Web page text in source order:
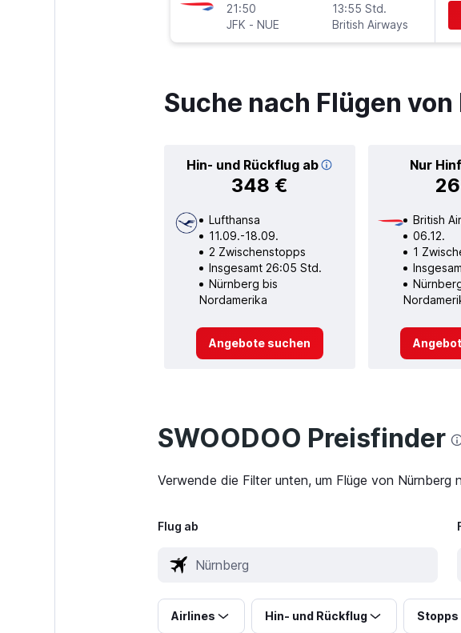
21:50
JFK - NUE
13:55 Std.
British Airways
Suche nach Flügen
Hin- und Rückflug ab
348 €
Nur
Lufthansa
11.09.-18.09.
2 Zwischenstopps
Insgesamt 26:05 Std.
Nürnberg bis
Nordamerika
Angebote suchen
British
06.12.
1
SWOODOO Preisfinder
Verwende die Filter unten, um Flüge von
Flug ab
Airlines Hin- und Rückflug Stopps